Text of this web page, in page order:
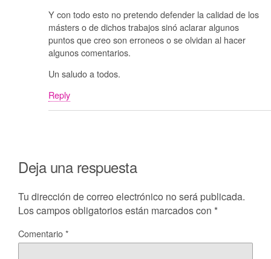
Y con todo esto no pretendo defender la calidad de los
másters o de dichos trabajos sinó aclarar algunos
puntos que creo son erroneos o se olvidan al hacer
algunos comentarios.
Un saludo a todos.
Reply
Deja una respuesta
Tu dirección de correo electrónico no será publicada.
Los campos obligatorios están marcados con *
Comentario*